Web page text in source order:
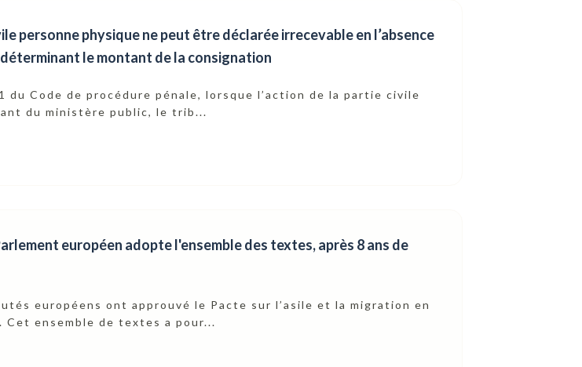
personne physique ne peut être déclarée irrecevable en l’absence
le montant de la consignation
du Code de procédure pénale, lorsque l’action de la partie civile
du ministère public, le trib...
européen adopte l'ensemble des textes, après 8 ans de
européens ont approuvé le Pacte sur l’asile et la migration en
Cet ensemble de textes a pour...